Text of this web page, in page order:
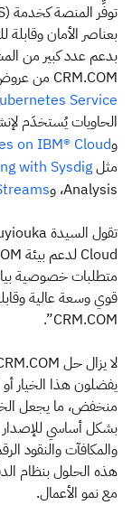
بدعم عدد كبير من
CRM.COM من عروض منصة IBM كخدمة (PaaS)، بما في ذلك خدمة
Service
الحاويات يُستخدَم
وon IBM® Cloud
مثلwith Sysdig
Analysis، و
قوي وسعة عالية
CRM.COM”.
يفضلون هذا الخيار
منخفض، ما يجعل
بشكل أساسي للإصدار
والمكافآت والنقود
هذه الحلول بنظام
مع نمو الأعمال.